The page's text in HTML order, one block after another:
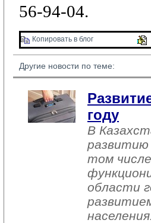
56-94-04.
Копировать в блог
Другие новости по теме:
году
В
развитию
том
области
населения.